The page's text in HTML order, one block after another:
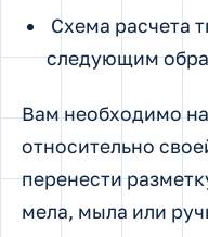
Схема расчета
следующим
Вам необходимо
относительно
перенести
мела, мыла или